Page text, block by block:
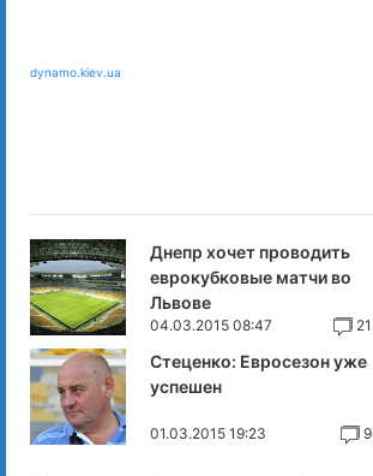
dynamo.kiev.ua
Днепр хочет проводить
еврокубковые матчи во
Львове
04.03.2015 08:47 21
Стеценко: Евросезон уже
успешен
01.03.2015 19:23 9